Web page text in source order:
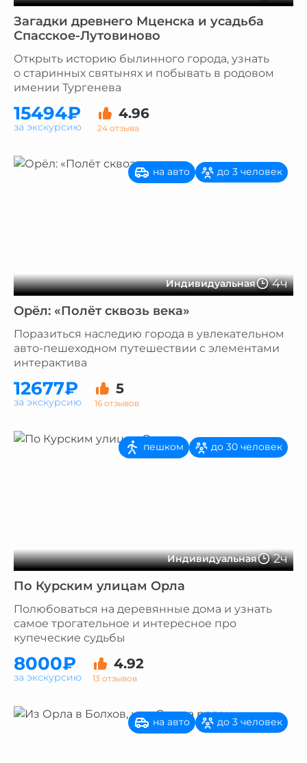
Загадки древнего Мценска и усадьба
Спасское-Лутовиново
Открыть историю былинного города, узнать
о старинных святынях и побывать в родовом
имении Тургенева
15494₽ 4.96
24 отзыва
за экскурсию
Индивидуальная 4ч
на авто до 3 человек
Орёл: «Полёт сквозь века»
Поразиться наследию города в увлекательном
авто-пешеходном путешествии с элементами
интерактива
12677₽ 5
16 отзывов
за экскурсию
Индивидуальная 2ч
пешком до 30 человек
По Курским улицам Орла
Полюбоваться на деревянные дома и узнать
самое трогательное и интересное про
купеческие судьбы
8000₽ 4.92
13 отзывов
за экскурсию
на авто до 3 человек